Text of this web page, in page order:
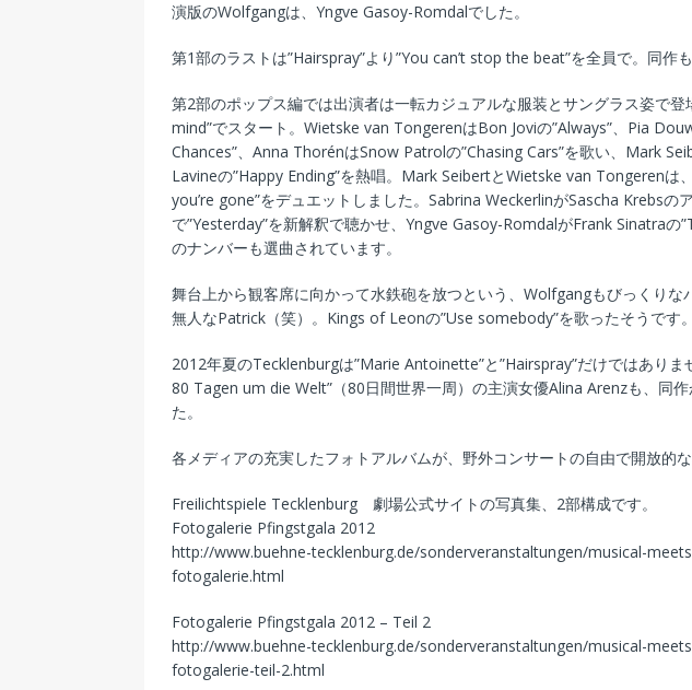
演版のWolfgangは、Yngve Gasoy-Romdalでした。
第1部のラストは”Hairspray”より”You can’t stop the beat”を全員で。同作
第2部のポップス編では出演者は一転カジュアルな服装とサングラス姿で
mind”でスタート。Wietske van TongerenはBon Joviの”Always”、Pia
Chances”、Anna ThorénはSnow Patrolの”Chasing Cars”を歌い、Mark
Lavineの”Happy Ending”を熱唱。Mark SeibertとWietske van Tongerenは
you’re gone”をデュエットしました。Sabrina WeckerlinがSascha Krebsの
で”Yesterday”を新解釈で聴かせ、Yngve Gasoy-RomdalがFrank Sinatraの
のナンバーも選曲されています。
舞台上から観客席に向かって水鉄砲を放つという、Wolfgangもびっくりな
無人なPatrick（笑）。Kings of Leonの”Use somebody”を歌ったそうです。
2012年夏のTecklenburgは”Marie Antoinette”と”Hairspray”だけではありま
80 Tagen um die Welt”（80日間世界一周）の主演女優Alina Arenzも、同
た。
各メディアの充実したフォトアルバムが、野外コンサートの自由で開放的な
Freilichtspiele Tecklenburg 劇場公式サイトの写真集、2部構成です。
Fotogalerie Pfingstgala 2012
http://www.buehne-tecklenburg.de/sonderveranstaltungen/musical-
fotogalerie.html
Fotogalerie Pfingstgala 2012 – Teil 2
http://www.buehne-tecklenburg.de/sonderveranstaltungen/musical-
fotogalerie-teil-2.html